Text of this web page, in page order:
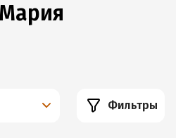
Фильтры